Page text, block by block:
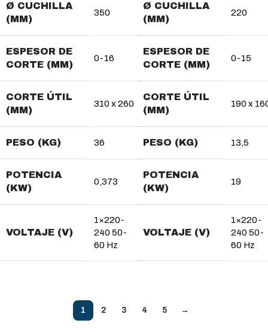
Ø CUCHILLA
(MM)
350
ESPESOR DE
CORTE (MM)
0-16
CORTE ÚTIL
(MM)
310 x 260
PESO (KG) 36
POTENCIA
(KW)
0,373
VOLTAJE (V)
1×220-
240 50-
60 Hz
Ø CUCHILLA
(MM)
220
ESPESOR DE
CORTE (MM)
0-15
CORTE ÚTIL
(MM)
190 x
PESO (KG) 13,5
POTENCIA
(KW)
19
VOLTAJE (V)
1×220-
240 50-
60 Hz
1 2 3 4 5 →